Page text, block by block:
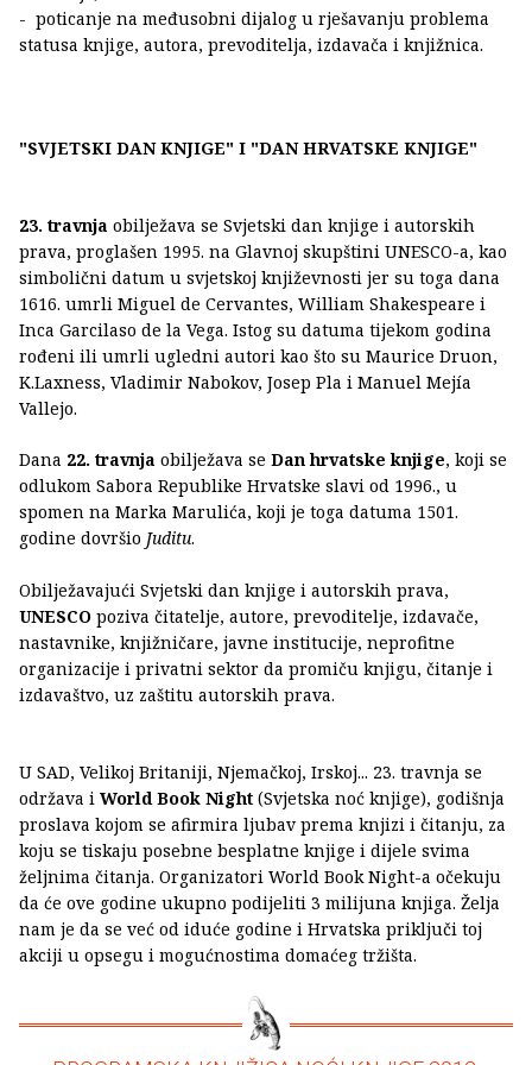
- poticanje na međusobni dijalog u rješavanju problema
statusa knjige, autora, prevoditelja, izdavača i knjižnica.
"SVJETSKI DAN KNJIGE" I "DAN HRVATSKE KNJIGE"
23. travnja obilježava se Svjetski dan knjige i autorskih
prava, proglašen 1995. na Glavnoj skupštini UNESCO-a, kao
simbolični datum u svjetskoj književnosti jer su toga dana
1616. umrli Miguel de Cervantes, William Shakespeare i
Inca Garcilaso de la Vega. Istog su datuma tijekom godina
rođeni ili umrli ugledni autori kao što su Maurice Druon,
K.Laxness, Vladimir Nabokov, Josep Pla i Manuel Mejía
Vallejo.
Dana 22. travnja obilježava se Dan hrvatske knjige, koji se
odlukom Sabora Republike Hrvatske slavi od 1996., u
spomen na Marka Marulića, koji je toga datuma 1501.
godine dovršio Juditu.
Obilježavajući Svjetski dan knjige i autorskih prava,
UNESCO poziva čitatelje, autore, prevoditelje, izdavače,
nastavnike, knjižničare, javne institucije, neprofitne
organizacije i privatni sektor da promiču knjigu, čitanje i
izdavaštvo, uz zaštitu autorskih prava.
U SAD, Velikoj Britaniji, Njemačkoj, Irskoj... 23. travnja se
održava i World Book Night (Svjetska noć knjige), godišnja
proslava kojom se afirmira ljubav prema knjizi i čitanju, za
koju se tiskaju posebne besplatne knjige i dijele svima
željnima čitanja. Organizatori World Book Night-a očekuju
da će ove godine ukupno podijeliti 3 milijuna knjiga. Želja
nam je da se već od iduće godine i Hrvatska priključi toj
akciji u opsegu i mogućnostima domaćeg tržišta.